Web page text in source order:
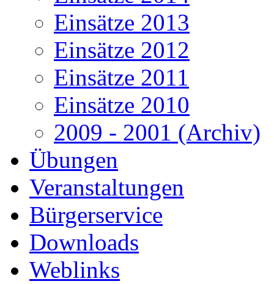
Einsätze 2013
Einsätze 2012
Einsätze 2011
Einsätze 2010
2009 - 2001 (Archiv)
Übungen
Veranstaltungen
Bürgerservice
Downloads
Weblinks